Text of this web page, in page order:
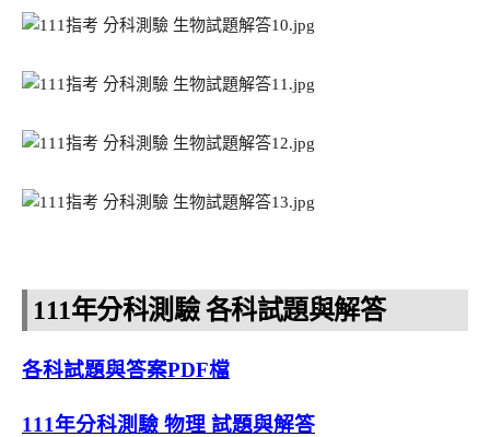
111年分科測驗 各科試題與解答
各科試題與答案PDF檔
111年分科測驗 物理 試題與解答